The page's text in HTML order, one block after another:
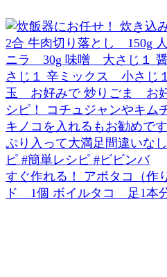
すぐ作れる！ アボタコ（作
ド 1個 ボイルタコ 足1本